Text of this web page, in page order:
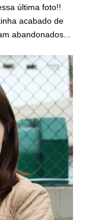
última foto!!
acabado de
abandonados...